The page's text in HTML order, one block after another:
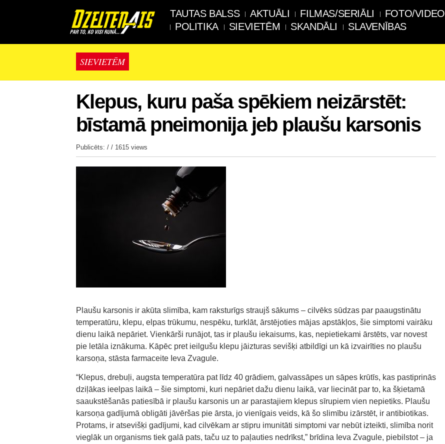
TAUTAS BALSS AKTUĀLI FILMAS/SERIĀLI FOTO/VIDEO
POLITIKA
SIEVIETĒM SKANDĀLI SLAVENĪBAS
SIEVIETĒM
Klepus, kuru paša spēkiem neizārstēt:
bīstamā pneimonija jeb plaušu karsonis
Publicēts: / / 1615 views
Plaušu karsonis ir akūta slimība, kam raksturīgs straujš sākums – cilvēks sūdzas par paaugstinātu
temperatūru, klepu, elpas trūkumu, nespēku, turklāt, ārstējoties mājas apstākļos, šie simptomi vairāku
dienu laikā nepāriet. Vienkārši runājot, tas ir plaušu iekaisums, kas, nepietiekami ārstēts, var novest
pie letāla iznākuma. Kāpēc pret ieilgušu klepu jāizturas sevišķi atbildīgi un kā izvairīties no plaušu
karsoņa, stāsta farmaceite Ieva Zvagule.
“Klepus, drebuļi, augsta temperatūra pat līdz 40 grādiem, galvassāpes un sāpes krūtīs, kas pastiprinās
dziļākas ieelpas laikā – šie simptomi, kuri nepāriet dažu dienu laikā, var liecināt par to, ka šķietamā
saaukstēšanās patiesībā ir plaušu karsonis un ar parastajiem klepus sīrupiem vien nepietiks. Plaušu
karsoņa gadījumā obligāti jāvēršas pie ārsta, jo vienīgais veids, kā šo slimību izārstēt, ir antibiotikas.
Protams, ir atsevišķi gadījumi, kad cilvēkam ar stipru imunitāti simptomi var nebūt izteikti, slimība norit
vieglāk un organisms tiek galā pats, taču uz to paļauties nedrīkst,” brīdina Ieva Zvagule, piebilstot – ja